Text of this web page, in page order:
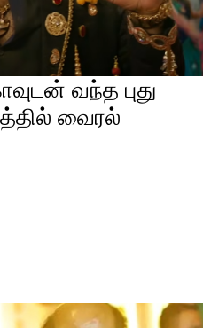
வந்த புது
வைரல்